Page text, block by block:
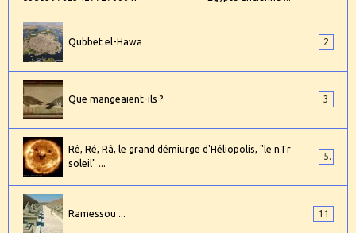
Qubbet el-Hawa 2
Que mangeaient-ils ? 3
Rê, Ré, Râ, le grand démiurge d'Héliopolis, "le nTr
soleil" ...
5
Ramessou ... 11